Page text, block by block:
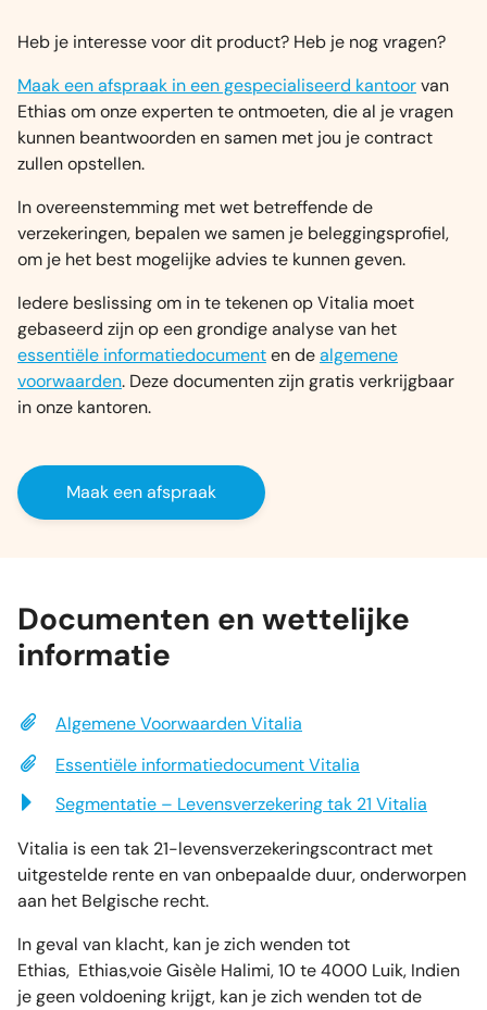
Heb je interesse voor dit product? Heb je nog vragen?
Maak een afspraak in een gespecialiseerd kantoorvan
Ethias om onze experten te ontmoeten, die al je vragen
kunnen beantwoorden en samen met jou je contract
zullen opstellen.
In overeenstemming met wet betreffende de
verzekeringen, bepalen we samen je beleggingsprofiel,
om je het best mogelijke advies te kunnen geven.
Iedere beslissing om in te tekenen op Vitalia moet
gebaseerd zijn op een grondige analyse van het
essentiële informatiedocumenten dealgemene
voorwaarden. Deze documenten zijn gratis verkrijgbaar
in onze kantoren.
Maak een afspraak
Documenten en wettelijke
informatie
Algemene Voorwaarden Vitalia
Essentiële informatiedocument Vitalia
Segmentatie – Levensverzekering tak 21 Vitalia
Vitalia is een tak 21-levensverzekeringscontract met
uitgestelde rente en van onbepaalde duur, onderworpen
aan het Belgische recht.
In geval van klacht, kan je zich wenden tot
Ethias, Ethias,voie Gisèle Halimi, 10 te 4000 Luik, Indien
je geen voldoening krijgt, kan je zich wenden tot de